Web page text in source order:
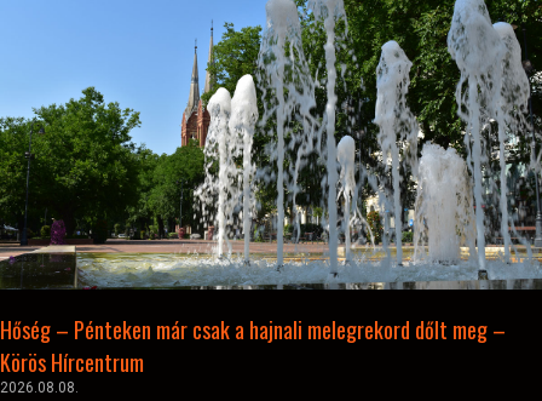
Hőség – Pénteken már csak a hajnali melegrekord dőlt meg –
Körös Hírcentrum
2026.08.08.